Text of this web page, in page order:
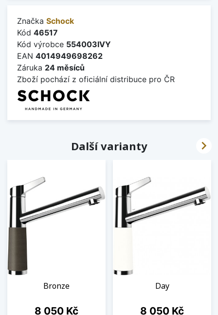
Značka Schock
Kód 46517
Kód výrobce 554003IVY
EAN 4014949698262
Záruka 24 měsíců
Zboží pochází z oficiální distribuce pro ČR
Další varianty
Bronze
Cena
8 050 Kč
Day
Cena
8 050 Kč
